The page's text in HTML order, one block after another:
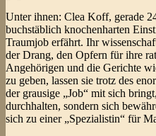
Unter ihnen: Clea Koff, gerade
buchstäblich knochenharten
Traumjob erfährt. Ihr
der Drang, den Opfern für ihre
Angehörigen und die Gerichte
zu geben, lassen sie trotz des
der grausige „Job“ mit sich
durchhalten, sondern sich
sich zu einer „Spezialistin“ für